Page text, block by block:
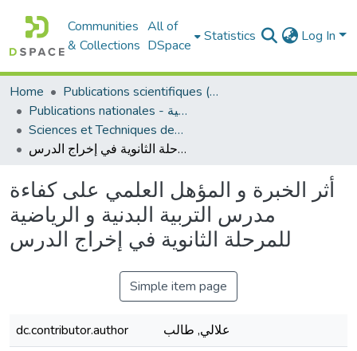
Communities
& Collections
All of
DSpace
Statistics Log In
Home
Publications scientifiques (Laboratoires)
Publications nationales - منشورات وطنية
Sciences et Techniques des Activités Physiques et Sportives - التربية البدنية و الرياضية
أثر الخبرة و المؤهل العلمي على كفاءة مدرس التربية البدنية و الرياضية للمرحلة الثانوية في إخراج الدرس
أثر الخبرة و المؤهل العلمي على كفاءة
مدرس التربية البدنية و الرياضية
للمرحلة الثانوية في إخراج الدرس
Simple item page
dc.contributor.author
علالي, طالب